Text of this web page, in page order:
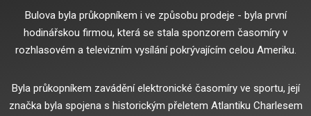
Bulova byla průkopníkem i ve způsobu prodeje - byla první
hodinářskou firmou, která se stala sponzorem časomíry v
rozhlasovém a televizním vysílání pokrývajícím celou Ameriku.
Byla průkopníkem zavádění elektronické časomíry ve sportu, její
značka byla spojena s historickým přeletem Atlantiku Charlesem